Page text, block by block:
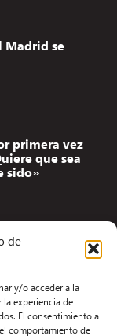
de
y/o acceder a la
experiencia de
El consentimiento a
comportamiento de
Madrid se
primera vez
que sea
sido»